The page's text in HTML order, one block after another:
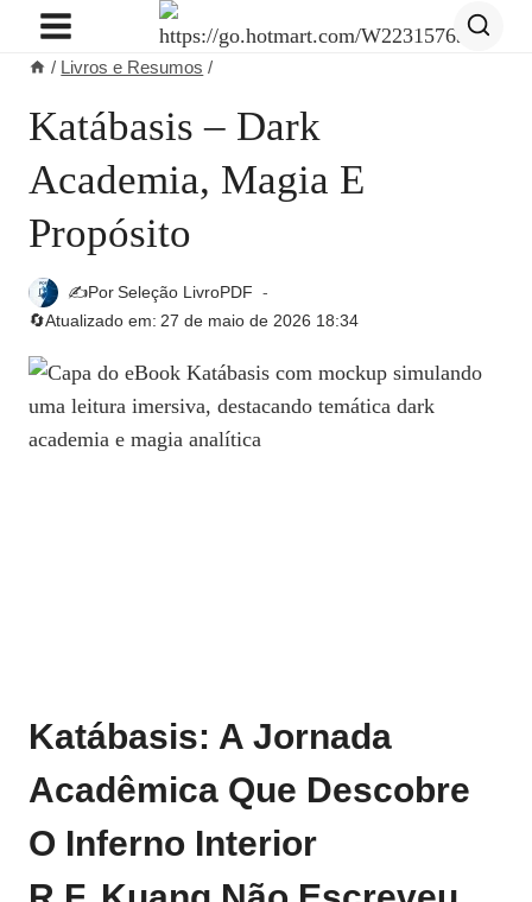
Pular
Conteúdo
/ Livros e Resumos /
Katábasis – Dark
Academia, Magia E
Propósito
✍️PorSeleção LivroPDF
🔄Atualizado em: 27 de maio de 2026 18:34
Katábasis: A Jornada
Acadêmica Que Descobre
O Inferno Interior